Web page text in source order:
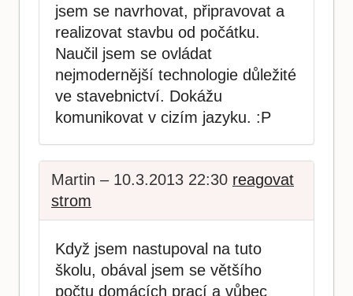
jsem se navrhovat, připravovat a
realizovat stavbu od počátku.
Naučil jsem se ovládat
nejmodernější technologie důležité
ve stavebnictví. Dokážu
komunikovat v cizím jazyku. :P
Martin – 10.3.2013 22:30 reagovat
strom
Když jsem nastupoval na tuto
školu, obával jsem se většího
počtu domácích prací a vůbec